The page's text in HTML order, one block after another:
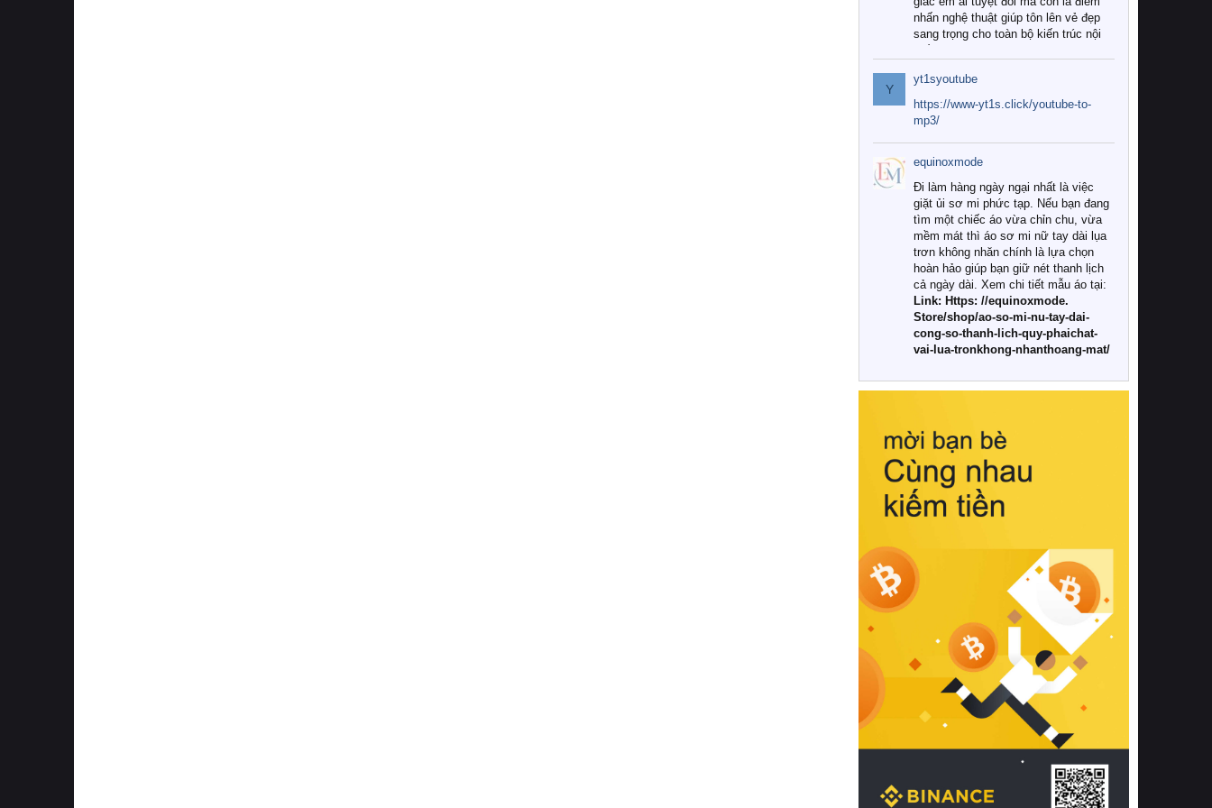
nhấn nghệ thuật giúp tôn lên vẻ đẹp
sang trọng cho toàn bộ kiến trúc nội
Tuy nhiên, giữa thị trường đa dạng
với vô vàn thương hiệu và mẫu mã
như hiện nay, làm thế nào để chọn
được những bộ chăn ga gối đệm cao
cấp thực sự chất lượng, phù hợp với
khí hậu và nhu cầu sử dụng của gia
đình? Hãy cùng chúng tôi đi tìm lời
giải đáp chi tiết qua bài viết dưới đây.
1. Tại sao các gia đình hiện đại lại ưa
chuộng chăn ga gối đệm cao cấp?
Khác với các dòng sản phẩm thông
thường, những bộ chăn ga gối đệm
cao cấp trải qua quy trình sản xuất
nghiêm ngặt từ khâu chọn lọc nguyên
liệu tự nhiên đến công nghệ dệt
nhuộm hiện đại không chứa hóa chất
này, bạn sẽ cảm nhận rõ rệt sự khác
hồi chuẩn xác của phần đệm nâng đỡ
cột sống.
Bên cạnh đó, việc lựa chọn các dòng
sản phẩm đạt chuẩn chất lượng quốc
tế còn giúp ngăn ngừa tình trạng kích
khuẩn và nấm mốc trong điều kiện
thời tiết nóng ẩm. Bạn có thể tìm hiểu
thêm các nghiên cứu khoa học về tác
động của giấc ngủ và môi trường
phòng ngủ đối với sức khỏe con
người tại Sleep Foundation (External
Link) để có cái nhìn toàn diện hơn.
2. Các tiêu chí vàng khi lựa chọn
chăn ga gối đệm cao cấp cho phòng
ngủ
Để sở hữu một bộ chăn ga gối đệm
cao cấp hoàn hảo cả về thẩm mỹ lẫn
công năng, người tiêu dùng cần cân
nhắc kỹ lưỡng các tiêu chí quan trọng
Y
yt1syoutube
https://www-yt1s.click/youtube-to-
mp3/
equinoxmode
Đi làm hàng ngày ngại nhất là việc
giặt ủi sơ mi phức tạp. Nếu bạn đang
tìm một chiếc áo vừa chỉn chu, vừa
mềm mát thì áo sơ mi nữ tay dài lụa
trơn không nhăn chính là lựa chọn
hoàn hảo giúp bạn giữ nét thanh lịch
cả ngày dài. Xem chi tiết mẫu áo tại:
Link: Https: //equinoxmode.
Store/shop/ao-so-mi-nu-tay-dai-
cong-so-thanh-lich-quy-phaichat-
vai-lua-tronkhong-nhanthoang-mat/